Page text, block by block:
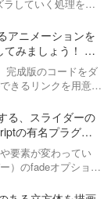
していく処理を簡
ず基本的なHTMLと
t…
アニメーションを
てみましょう！ 全
完成版のコードをダ
きるリンクを用意し
雪を降らせるアニメ
。画像を使わず…
る、スライダーの
の有名プラグイ
）」と簡単なオ
あるアニメーショ
う！
要素が変わってい
）のfadeオプション
アニメーションが組